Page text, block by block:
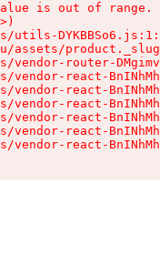
is out of range.
utils-
assets/
vendor-router-
vendor-react-
vendor-react-
vendor-react-
vendor-react-
vendor-react-
vendor-react-